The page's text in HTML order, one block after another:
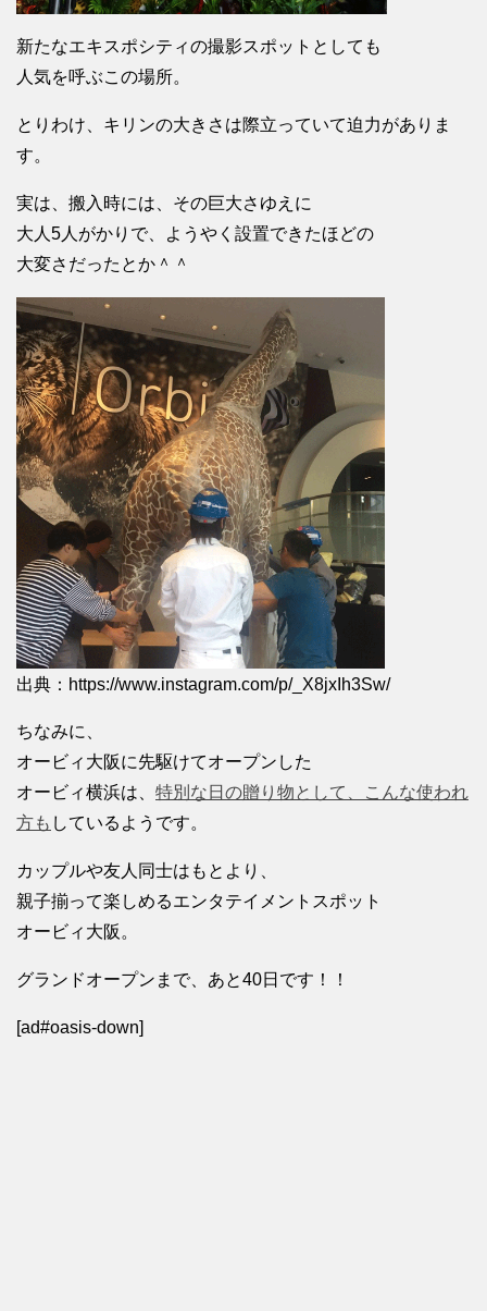
新たなエキスポシティの撮影スポットとしても
人気を呼ぶこの場所。
とりわけ、キリンの大きさは際立っていて迫力がありま
す。
実は、搬入時には、その巨大さゆえに
大人5人がかりで、ようやく設置できたほどの
大変さだったとか＾＾
出典：https://www.instagram.com/p/_X8jxIh3Sw/
ちなみに、
オービィ大阪に先駆けてオープンした
オービィ横浜は、 特別な日の贈り物として、こんな使われ
方も しているようです。
カップルや友人同士はもとより、
親子揃って楽しめるエンタテイメントスポット
オービィ大阪。
グランドオープンまで、あと40日です！！
[ad#oasis-down]